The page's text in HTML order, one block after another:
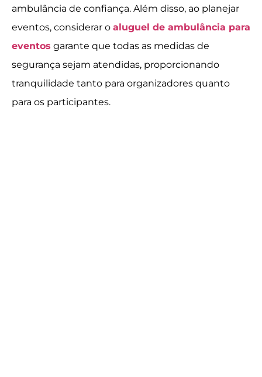
ambulância de confiança. Além disso, ao planejar
eventos, considerar o aluguel de ambulância para
eventos garante que todas as medidas de
segurança sejam atendidas, proporcionando
tranquilidade tanto para organizadores quanto
para os participantes.